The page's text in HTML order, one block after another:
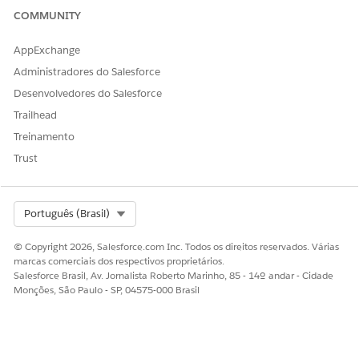
Ajuda do Salesforce: Gerenciar os planos de cuidados do
COMMUNITY
AppExchange
Administradores do Salesforce
Desenvolvedores do Salesforce
Trailhead
Treinamento
Trust
Português (Brasil)
© Copyright 2026, Salesforce.com Inc. Todos os direitos reservados. Várias
marcas comerciais dos respectivos proprietários.
Salesforce Brasil, Av. Jornalista Roberto Marinho, 85 - 14º andar - Cidade
Monções, São Paulo - SP, 04575-000 Brasil